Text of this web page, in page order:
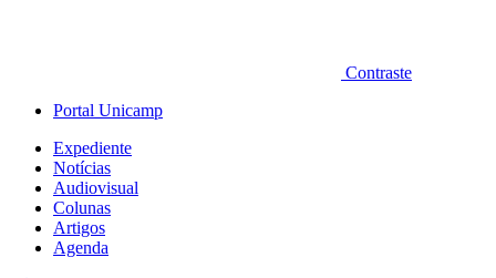
Contraste
Portal Unicamp
Expediente
Notícias
Audiovisual
Colunas
Artigos
Agenda